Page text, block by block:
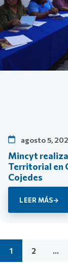
agosto 5,
Mincyt
Territorial en
Cojedes
LEER MÁS
1 2 …